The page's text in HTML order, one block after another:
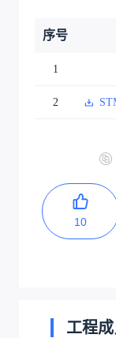
序号
1
2
10
工程成